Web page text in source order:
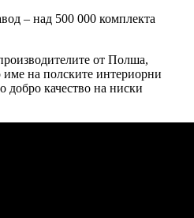
– над 500 000 комплекта
от Полша,
на полските интериорни
добро качество на ниски